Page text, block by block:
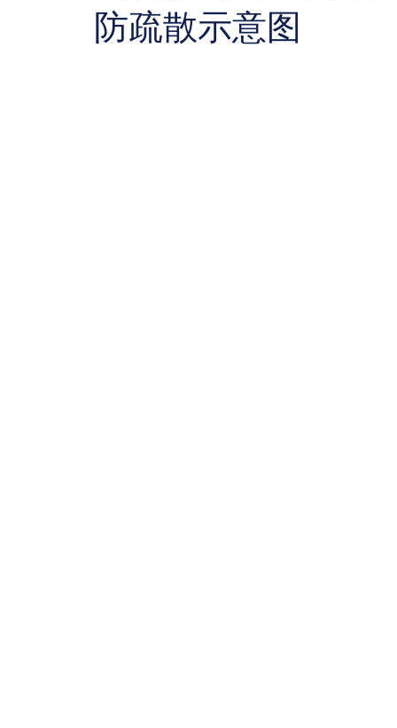
防疏散示意图